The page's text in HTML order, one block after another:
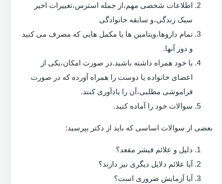
اطلاعات شخصی مهم،از جمله استرس،تغییرات اخیر
سبک زندگی،و سابقه خانوادگی
تمام داروها،ویتامین ها یا مکمل هایی که مصرف می کنید
و دوز آنها.
با خود همراه داشته باشید.در صورت امکان،یکی از
اعضای خانواده یا دوست را همراه آورده که در صورت
فراموشی مطلبی،آن را یادآوری کنند.
سوالات خود را آماده کنید.
بعضی از سوالات اساسی که باید از دکتر بپرسید:
دلیل و علائم فیشر مقعد؟
آیا علائم دلایل دیگری نیز دارند؟
آیا آزمایش ضروری است؟